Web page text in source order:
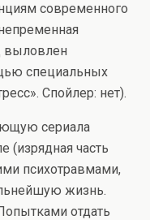
современного
выловлен
специальных
Спойлер: нет).
сериала
(изрядная часть
психотравмами,
жизнь.
отдать